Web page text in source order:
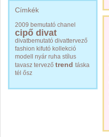
Címkék
2009 bemutató chanel
cipő divat
divatbemutató divattervező
fashion kifutó kollekció
modell
nyár ruha stílus
tavasz tervező trend táska
tél ősz